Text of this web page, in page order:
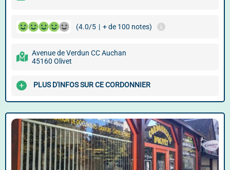
(4.0/5 | + de 100 notes)
Avenue de Verdun CC Auchan
45160 Olivet
PLUS D'INFOS SUR CE CORDONNIER